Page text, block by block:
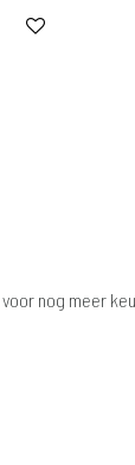
prijs
voor nog meer